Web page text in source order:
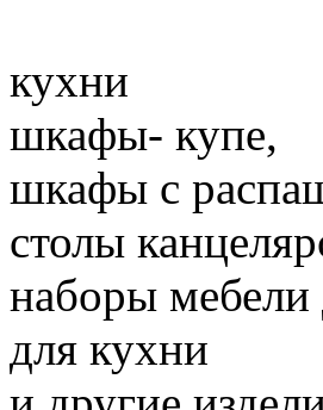
кухни
шкафы- купе,
шкафы с
столы
наборы
для кухни